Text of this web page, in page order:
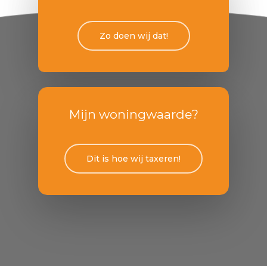
Zo doen wij dat!
Mijn woningwaarde?
Dit is hoe wij taxeren!